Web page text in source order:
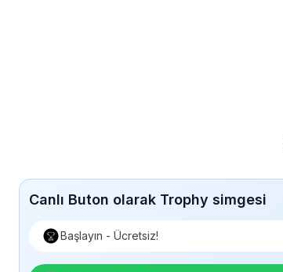
Canlı Buton olarak Trophy simgesi
Başlayın - Ücretsiz!